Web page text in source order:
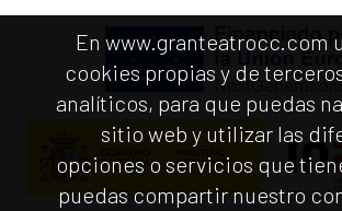
En www.granteatrocc.com
cookies propias y de
analíticos, para que puedas
sitio web y utilizar las
opciones o servicios que
puedas compartir nuestro